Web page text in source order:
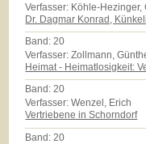
Verfasser: Köhle-Hezinger,
Dr. Dagmar Konrad,
Band:20
Verfasser: Zollmann,
Heimat - Heimatlosigkeit:
Band:20
Verfasser: Wenzel, Erich
Vertriebene in Schorndorf
Band: 20